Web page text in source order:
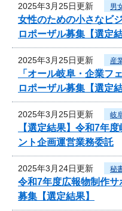
2025年3月25日更新 男
女性のための小さなビ
ロポーザル募集【選定結
2025年3月25日更新 産
「オール岐阜・企業フ
ロポーザル募集【選定結
2025年3月25日更新 岐
【選定結果】令和7年
ント企画運営業務委託
2025年3月24日更新 秘
令和7年度広報物制作
募集【選定結果】